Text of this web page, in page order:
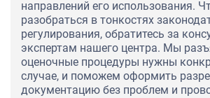
направлений его использования.
разобраться в тонкостях
регулирования, обратитесь за
экспертам нашего центра. Мы
оценочные процедуры нужны
случае, и поможем оформить
документацию без проблем и